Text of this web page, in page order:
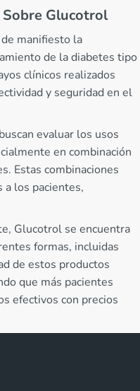
Sobre Glucotrol
manifiesto la
de la diabetes tipo
clínicos realizados
y seguridad en el
evaluar los usos
en combinación
Estas combinaciones
los pacientes,
Glucotrol se encuentra
formas, incluidas
de estos productos
que más pacientes
efectivos con precios